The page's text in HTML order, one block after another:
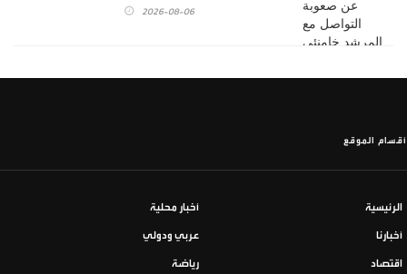
2026-08-06
أقسام الموقع
الرئيسية أخبار محلية
أخبارنا عربي ودولي
اقتصاد رياضة